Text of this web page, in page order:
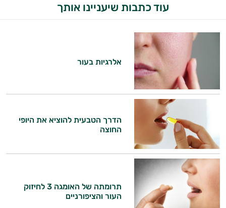
עוד כתבות שיעניינו אותך
אלרגיות בעור
הדרך הטבעית להוציא את היופי
החוצה
תרומתה של האומגה 3 לחיזוק
העור והציפורניים
היי,
אני יועץ הבריאות האישי AI של טבע בריא.